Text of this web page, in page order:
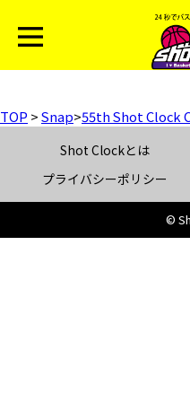
TOP >Snap>55th Shot Clock
Shot Clockとは
プライバシーポリシー
©